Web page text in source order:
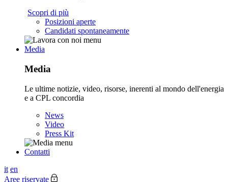
Scopri di più
Posizioni aperte
Candidati spontaneamente
Media
Media
Le ultime notizie, video, risorse, inerenti al mondo dell'energia
e a CPL concordia
News
Video
Press Kit
Contatti
it en
Aree riservate